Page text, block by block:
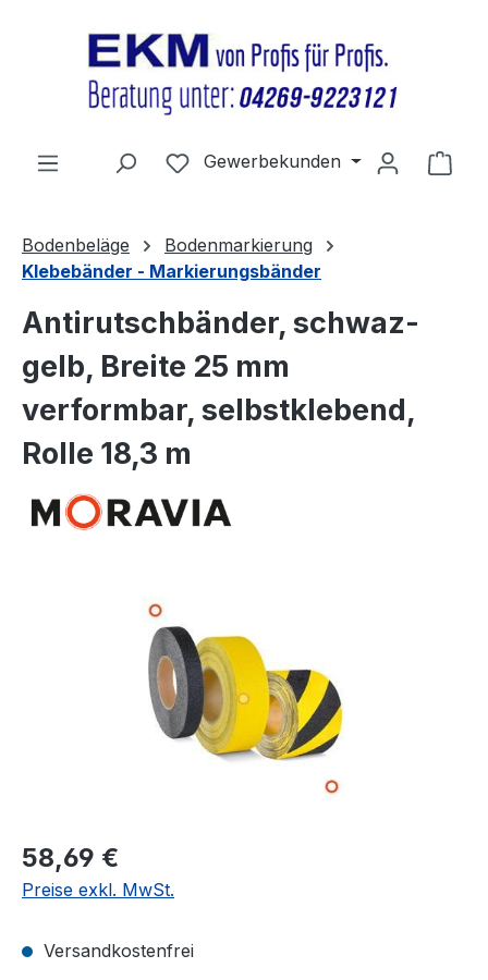
Du hast 0 Produkte auf dem
Gewerbekunden
Bodenbeläge
Bodenmarkierung
Klebebänder - Markierungsbänder
Antirutschbänder, schwaz-
gelb, Breite 25 mm
verformbar, selbstklebend,
Rolle 18,3 m
Regulärer Preis:
58,69 €
Preise exkl. MwSt.
Versandkostenfrei